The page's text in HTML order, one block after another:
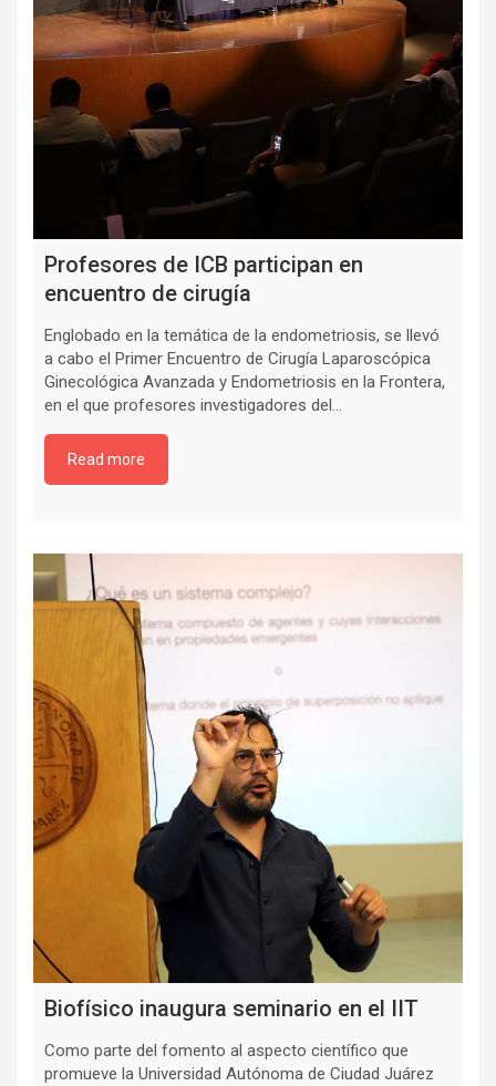
Profesores de ICB participan en
encuentro de cirugía
Englobado en la temática de la endometriosis, se llevó
a cabo el Primer Encuentro de Cirugía Laparoscópica
Ginecológica Avanzada y Endometriosis en la Frontera,
en el que profesores investigadores del…
Read more
Biofísico inaugura seminario en el IIT
Como parte del fomento al aspecto científico que
promueve la Universidad Autónoma de Ciudad Juárez